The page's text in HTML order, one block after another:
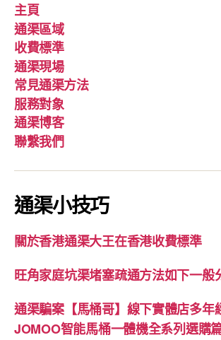
主頁
通渠區域
收費標準
通渠現場
常見通渠方法
服務對象
通渠博客
聯繫我們
通渠小技巧
關於香港通渠大王在香港收費標準
旺角家庭坑渠堵塞疏通方法如下一般
通渠騙案【馬桶哥】線下實體店多年
JOMOO智能馬桶一體機全系列選購